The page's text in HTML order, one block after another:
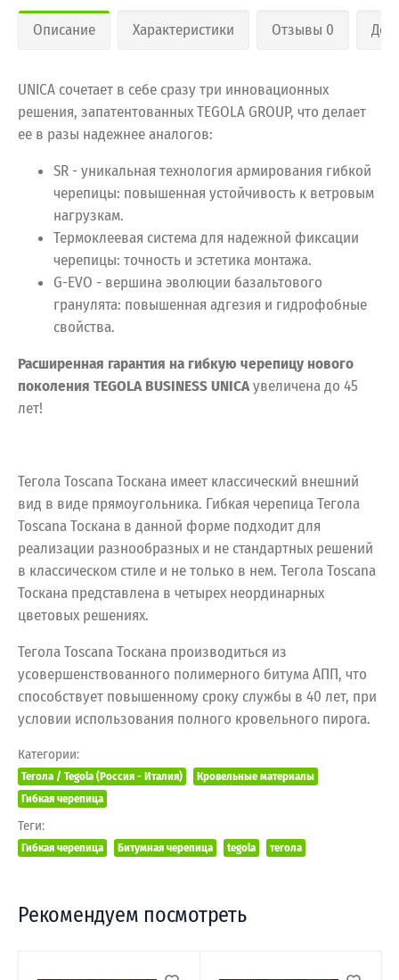
Описание Характеристики Отзывы 0
UNICA сочетает в себе сразу три инновационных
решения, запатентованных TEGOLA GROUP, что делает
ее в разы надежнее аналогов:
SR - уникальная технология армирования гибкой
черепицы: повышенная устойчивость к ветровым
нагрузкам.
Термоклеевая система для надежной фиксации
черепицы: точность и эстетика монтажа.
G-EVO - вершина эволюции базальтового
гранулята: повышенная адгезия и гидрофобные
свойства.
Расширенная гарантия на гибкую черепицу нового
поколения TEGOLA BUSINESS UNICAувеличена до 45
лет!
Тегола Toscana Тоскана имеет классический внешний
вид в виде прямоугольника. Гибкая черепица Тегола
Toscana Тоскана в данной форме подходит для
реализации разнообразных и не стандартных решений
в классическом стиле и не только в нем. Тегола Toscana
Тоскана представлена в четырех неординарных
цветовых решениях.
Тегола Toscana Тоскана производиться из
усовершенствованного полимерного битума АПП, что
способствует повышенному сроку службы в 40 лет, при
условии использования полного кровельного пирога.
Категории:
Тегола / Tegola (Россия - Италия)
Кровельные материалы
Гибкая черепица
Теги:
Гибкая черепица Битумная черепица tegola тегола
Рекомендуем посмотреть